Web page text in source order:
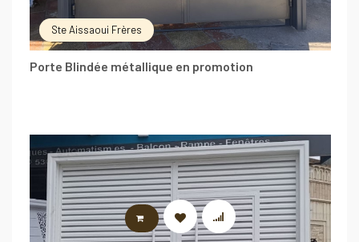
Ste Aissaoui Frères
Porte Blindée métallique en promotion
LIRE LA SUITE